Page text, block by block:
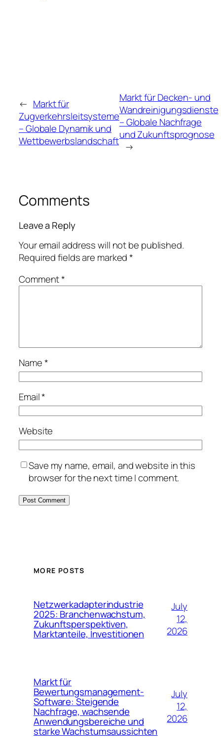
← Markt für
Zugverkehrsleitsysteme
– Globale Dynamik und
Wettbewerbslandschaft
Markt für Decken- und
Wandreinigungsdienste
– Globale Nachfrage
und Zukunftsprognose
→
Comments
Leave a Reply
Your email address will not be published.
Required fields are marked*
Comment*
Name*
Email*
Website
Save my name, email, and website in this
browser for the next time I comment.
MORE POSTS
Netzwerkadapterindustrie
2025: Branchenwachstum,
Zukunftsperspektiven,
Marktanteile, Investitionen
July
12,
2026
Markt für
Bewertungsmanagement-
Software: Steigende
Nachfrage, wachsende
Anwendungsbereiche und
starke Wachstumsaussichten
July
12,
2026